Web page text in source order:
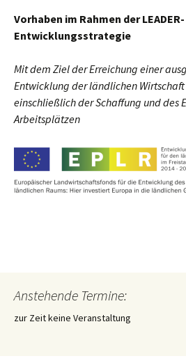
Vorhaben im Rahmen der LEADER-
Entwicklungsstrategie
Mit dem Ziel der Erreichung einer
Entwicklung der ländlichen
einschließlich der Schaffung und des
Arbeitsplätzen
Anstehende Termine:
zur Zeit keine Veranstaltung